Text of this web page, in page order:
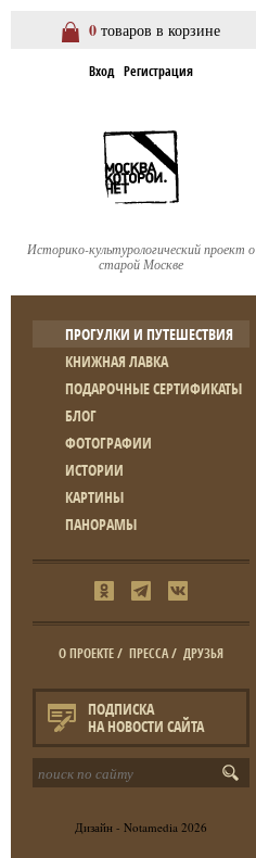
0 товаров в корзине
Вход Регистрация
Историко-культурологический проект о
старой Москве
ПРОГУЛКИ И ПУТЕШЕСТВИЯ
КНИЖНАЯ ЛАВКА
ПОДАРОЧНЫЕ СЕРТИФИКАТЫ
БЛОГ
ФОТОГРАФИИ
ИСТОРИИ
КАРТИНЫ
ПАНОРАМЫ
О ПРОЕКТЕ/ ПРЕССА/ ДРУЗЬЯ
ПОДПИСКА
НА НОВОСТИ САЙТА
Дизайн - Notamedia 2026